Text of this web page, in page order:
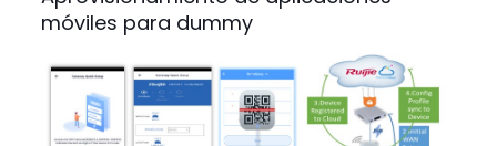
móviles para dummy